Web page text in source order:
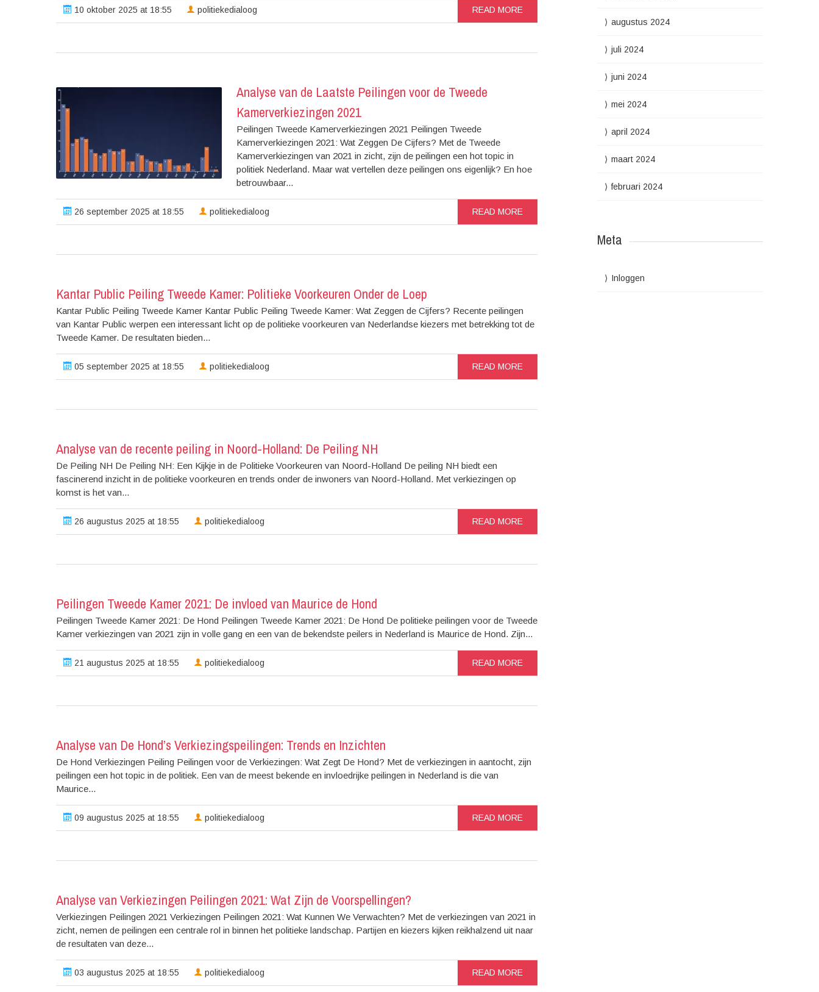
10 oktober 2025 at 18:55 politiekedialoog READ MORE
Analyse van de Laatste Peilingen voor de Tweede
Kamerverkiezingen 2021
Peilingen Tweede Kamerverkiezingen 2021 Peilingen Tweede
Kamerverkiezingen 2021: Wat Zeggen De Cijfers? Met de Tweede
Kamerverkiezingen van 2021 in zicht, zijn de peilingen een hot topic in
politiek Nederland. Maar wat vertellen deze peilingen ons eigenlijk? En hoe
betrouwbaar...
26 september 2025 at 18:55 politiekedialoog READ MORE
Kantar Public Peiling Tweede Kamer: Politieke Voorkeuren Onder de Loep
Kantar Public Peiling Tweede Kamer Kantar Public Peiling Tweede Kamer: Wat Zeggen de Cijfers? Recente peilingen
van Kantar Public werpen een interessant licht op de politieke voorkeuren van Nederlandse kiezers met betrekking tot de
Tweede Kamer. De resultaten bieden...
05 september 2025 at 18:55 politiekedialoog READ MORE
Analyse van de recente peiling in Noord-Holland: De Peiling NH
De Peiling NH De Peiling NH: Een Kijkje in de Politieke Voorkeuren van Noord-Holland De peiling NH biedt een
fascinerend inzicht in de politieke voorkeuren en trends onder de inwoners van Noord-Holland. Met verkiezingen op
komst is het van...
26 augustus 2025 at 18:55 politiekedialoog READ MORE
Peilingen Tweede Kamer 2021: De invloed van Maurice de Hond
Peilingen Tweede Kamer 2021: De Hond Peilingen Tweede Kamer 2021: De Hond De politieke peilingen voor de Tweede
Kamer verkiezingen van 2021 zijn in volle gang en een van de bekendste peilers in Nederland is Maurice de Hond. Zijn...
21 augustus 2025 at 18:55 politiekedialoog READ MORE
Analyse van De Hond’s Verkiezingspeilingen: Trends en Inzichten
De Hond Verkiezingen Peiling Peilingen voor de Verkiezingen: Wat Zegt De Hond? Met de verkiezingen in aantocht, zijn
peilingen een hot topic in de politiek. Een van de meest bekende en invloedrijke peilingen in Nederland is die van
Maurice...
09 augustus 2025 at 18:55 politiekedialoog READ MORE
Analyse van Verkiezingen Peilingen 2021: Wat Zijn de Voorspellingen?
Verkiezingen Peilingen 2021 Verkiezingen Peilingen 2021: Wat Kunnen We Verwachten? Met de verkiezingen van 2021 in
zicht, nemen de peilingen een centrale rol in binnen het politieke landschap. Partijen en kiezers kijken reikhalzend uit naar
de resultaten van deze...
03 augustus 2025 at 18:55 politiekedialoog READ MORE
augustus 2024
juli 2024
juni 2024
mei 2024
april 2024
maart 2024
februari 2024
Meta
Inloggen